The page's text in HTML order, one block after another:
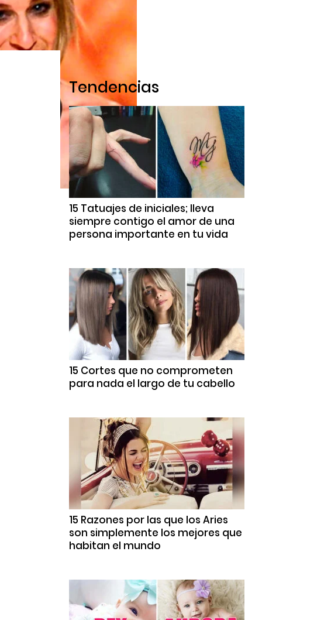
Tendencias
15 Tatuajes de iniciales; lleva
siempre contigo el amor de una
persona importante en tu vida
15 Cortes que no comprometen
para nada el largo de tu cabello
15 Razones por las que los Aries
son simplemente los mejores que
habitan el mundo